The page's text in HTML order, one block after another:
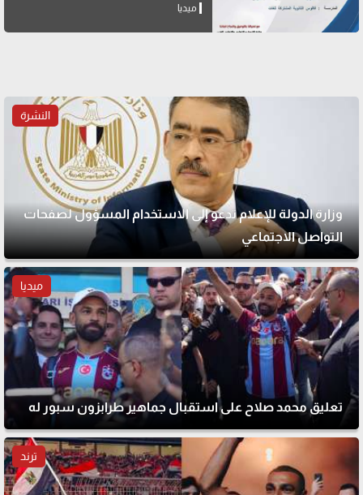
ميديا
النشرة
وزارة الدولة للإعلام تدعو إلى الاستخدام المسؤول لصفحات
التواصل الاجتماعي
ميديا
تعليق محمد صلاح على استقبال جماهير طرابزون سبور له
ترند